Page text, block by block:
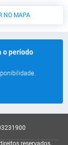
NO MAPA
o período
reservados.